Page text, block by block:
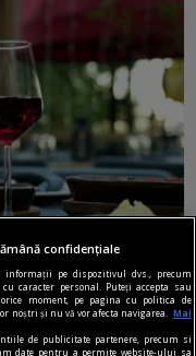
pentru
un produs
confidențiale
informații pe dispozitivul dvs., precum
caracter personal. Puteți accepta sau
moment, pe pagina cu politica de
noștri și nu vă vor afecta navigarea.
Mai
de publicitate partenere, precum si
date pentru a permite website-ului sa